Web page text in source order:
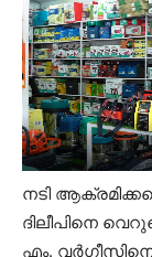
നടി
ദിലീപിനെ
എം.